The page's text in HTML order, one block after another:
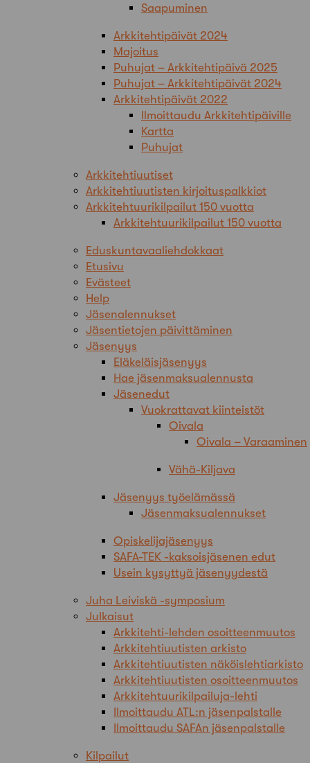
Saapuminen
Arkkitehtipäivät 2024
Majoitus
Puhujat – Arkkitehtipäivä 2025
Puhujat – Arkkitehtipäivät 2024
Arkkitehtipäivät 2022
Ilmoittaudu Arkkitehtipäiville
Kartta
Puhujat
Arkkitehtiuutiset
Arkkitehtiuutisten kirjoituspalkkiot
Arkkitehtuurikilpailut 150 vuotta
Arkkitehtuurikilpailut 150 vuotta
Eduskuntavaaliehdokkaat
Etusivu
Evästeet
Help
Jäsenalennukset
Jäsentietojen päivittäminen
Jäsenyys
Eläkeläisjäsenyys
Hae jäsenmaksualennusta
Jäsenedut
Vuokrattavat kiinteistöt
Oivala
Oivala – Varaaminen
Vähä-Kiljava
Jäsenyys työelämässä
Jäsenmaksualennukset
Opiskelijajäsenyys
SAFA-TEK -kaksoisjäsenen edut
Usein kysyttyä jäsenyydestä
Juha Leiviskä -symposium
Julkaisut
Arkkitehti-lehden osoitteenmuutos
Arkkitehtiuutisten arkisto
Arkkitehtiuutisten näköislehtiarkisto
Arkkitehtiuutisten osoitteenmuutos
Arkkitehtuurikilpailuja-lehti
Ilmoittaudu ATL:n jäsenpalstalle
Ilmoittaudu SAFAn jäsenpalstalle
Kilpailut